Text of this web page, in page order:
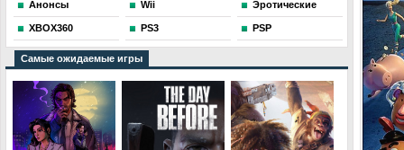
Анонсы Wii Эротические
XBOX360 PS3 PSP
Самые ожидаемые игры